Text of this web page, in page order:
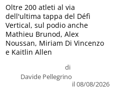
di
Davide Pellegrino
il 08/08/2026
Oltre 200 atleti al via
dell'ultima tappa del Défì
Vertical, sul podio anche
Mathieu Brunod, Alex
Noussan, Miriam Di Vincenzo
e Kaitlin Allen